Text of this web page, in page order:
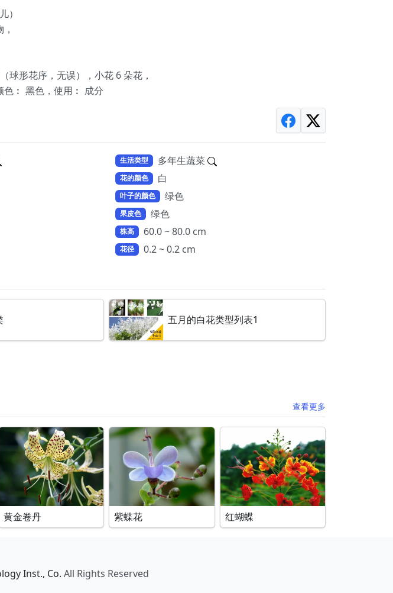
）
球形花序，无误），小花 6 朵花，
︰ 黑色，使用︰ 成分
生活类型 多年生蔬菜
花的颜色 白
叶子的颜色 绿色
果皮色 绿色
株高 60.0 ~ 80.0 cm
花径 0.2 ~ 0.2 cm
五月的白花类型列表1
查看更多
黄金卷丹 紫蝶花 红蝴蝶
Inst., Co. All Rights Reserved